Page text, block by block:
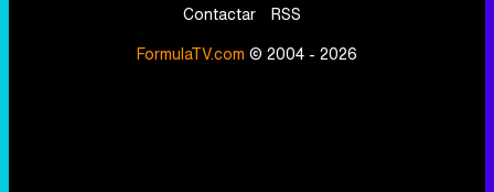
Contactar
RSS
FormulaTV.com © 2004 - 2026